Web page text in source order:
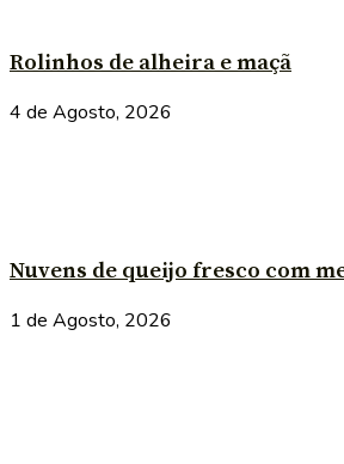
Rolinhos de alheira e maçã
4 de Agosto, 2026
Nuvens de queijo fresco com
1 de Agosto, 2026